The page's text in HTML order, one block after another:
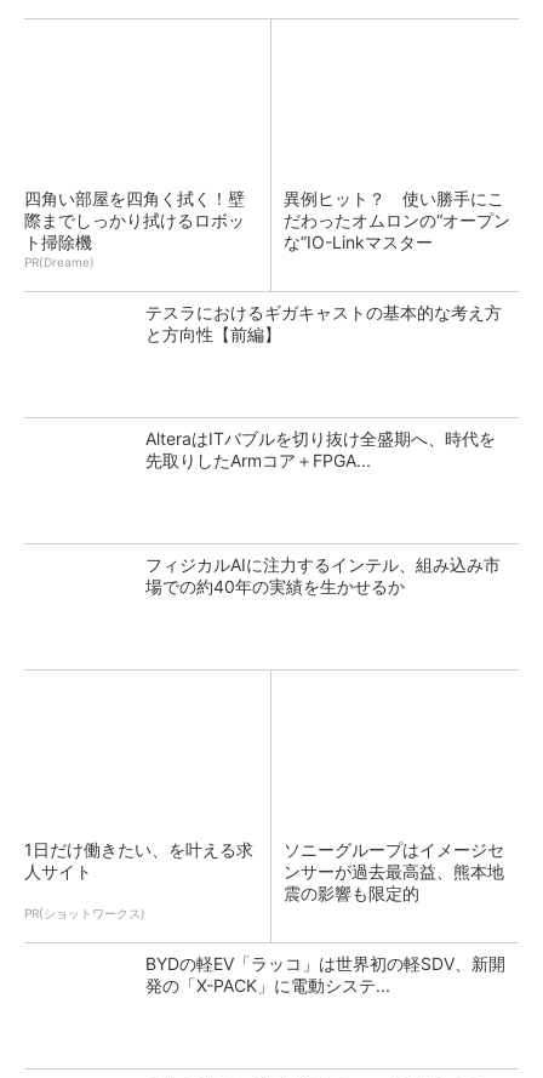
四角い部屋を四角く拭く！壁
際までしっかり拭けるロボッ
ト掃除機
PR(Dreame)
異例ヒット？ 使い勝手にこ
だわったオムロンの“オープン
な”IO-Linkマスター
テスラにおけるギガキャストの基本的な考え方
と方向性【前編】
AlteraはITバブルを切り抜け全盛期へ、時代を
先取りしたArmコア＋FPGA...
フィジカルAIに注力するインテル、組み込み市
場での約40年の実績を生かせるか
1日だけ働きたい、を叶える求
人サイト
PR(ショットワークス)
ソニーグループはイメージセ
ンサーが過去最高益、熊本地
震の影響も限定的
BYDの軽EV「ラッコ」は世界初の軽SDV、新開
発の「X-PACK」に電動システ...